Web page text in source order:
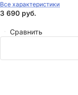
Все характеристики
3 690 руб.
Сравнить